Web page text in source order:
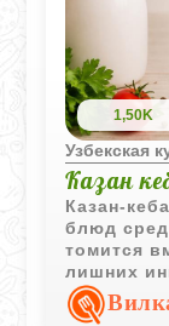
1,50K
Узбекская
Казан
Казан-
блюд
томится
лишних